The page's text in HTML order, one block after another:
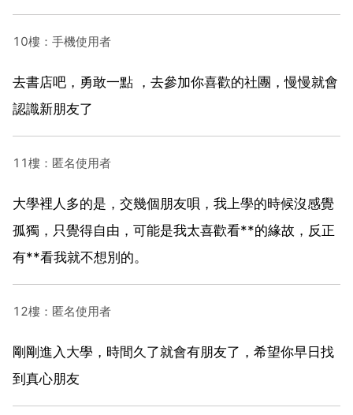
10樓：手機使用者
去書店吧，勇敢一點 ，去參加你喜歡的社團，慢慢就會
認識新朋友了
11樓：匿名使用者
大學裡人多的是，交幾個朋友唄，我上學的時候沒感覺
孤獨，只覺得自由，可能是我太喜歡看**的緣故，反正
有**看我就不想別的。
12樓：匿名使用者
剛剛進入大學，時間久了就會有朋友了，希望你早日找
到真心朋友